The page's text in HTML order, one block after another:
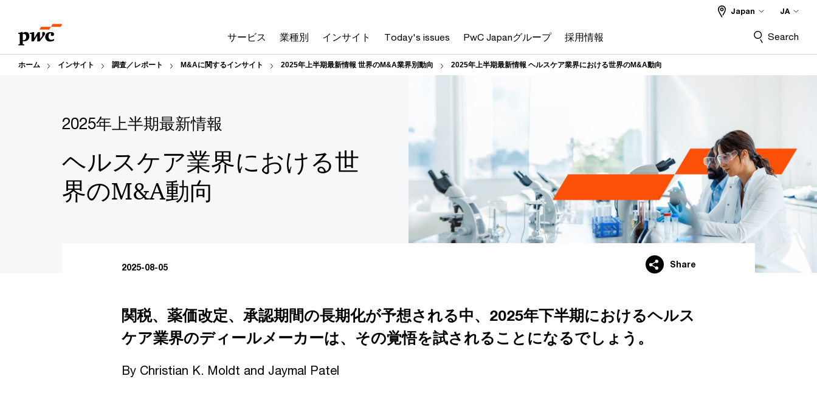
content
footer
サービス 業種別 インサイト Today's issues PwC Japanグループ 採用情報
Japan JA
Search
ホーム インサイト 調査／レポート M&Aに関するインサイト 2025年上半期最新情報 世界のM&A業界別動向 2025年上半期最新情報 ヘルスケア業界における世界のM&A動向
2025年上半期最新情報
ヘルスケア業界における世
界のM&A動向
2025-08-05 Share
関税、薬価改定、承認期間の長期化が予想される中、2025年下半期におけるヘルス
ケア業界のディールメーカーは、その覚悟を試されることになるでしょう。
By Christian K. Moldt and Jaymal Patel